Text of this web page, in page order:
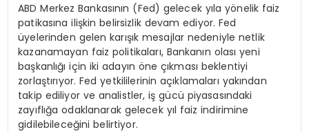
ABD Merkez Bankasının (Fed) gelecek yıla yönelik faiz
patikasına ilişkin belirsizlik devam ediyor. Fed
üyelerinden gelen karışık mesajlar nedeniyle netlik
kazanamayan faiz politikaları, Bankanın olası yeni
başkanlığı için iki adayın öne çıkması beklentiyi
zorlaştırıyor. Fed yetkililerinin açıklamaları yakından
takip ediliyor ve analistler, iş gücü piyasasındaki
zayıflığa odaklanarak gelecek yıl faiz indirimine
gidilebileceğini belirtiyor.